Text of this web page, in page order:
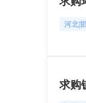
河北|
求购